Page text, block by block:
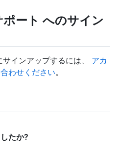
ート へのサイン
インアップするには、 アカ
わせください。
たか?